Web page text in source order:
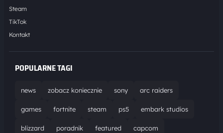
Steam
TikTok
Kontakt
POPULARNE TAGI
news zobacz koniecznie sony arc raiders
games fortnite steam ps5 embark studios
blizzard poradnik featured capcom